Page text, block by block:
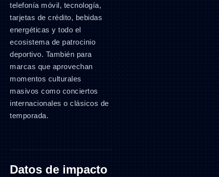
telefonía móvil, tecnología,
tarjetas de crédito, bebidas
energéticas y todo el
ecosistema de patrocinio
deportivo. También para
marcas que aprovechan
momentos culturales
masivos como conciertos
internacionales o clásicos de
temporada.
Datos de impacto